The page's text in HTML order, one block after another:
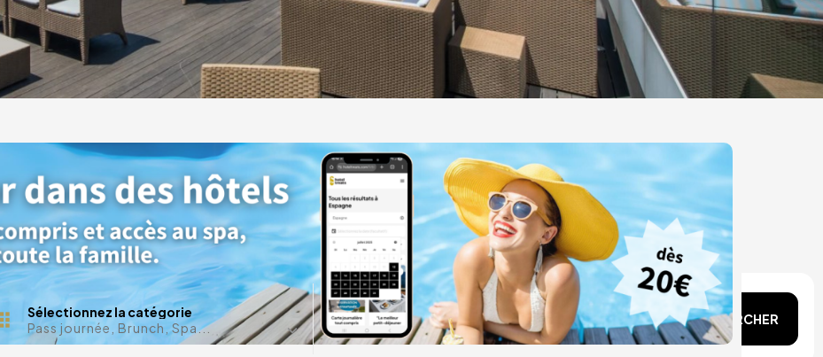
de
Sélectionnez la catégorie
Pass journée, Brunch, Spa...
Une date en tête ?
RECHERCHER